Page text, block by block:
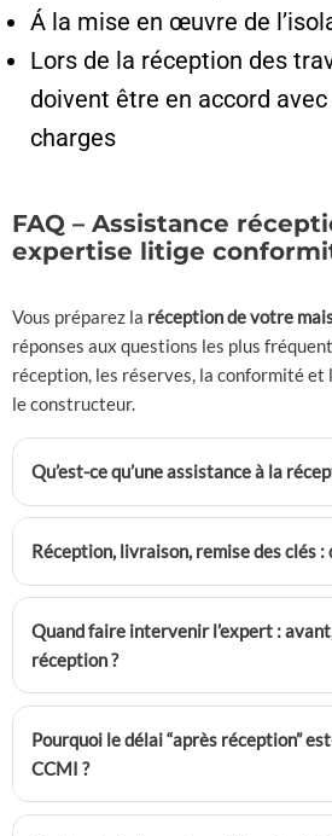
Á la mise en œuvre de
Lors de la réception des
doivent être en accord
charges
FAQ – Assistance
expertise litige
Vous préparez la réception de votre
réponses aux questions les plus
réception, les réserves, la conformité et
le constructeur.
Qu’est-ce qu’une assistance à la
Réception, livraison, remise des clés :
Quand faire intervenir l’expert :
réception ?
Pourquoi le délai “après réception”
CCMI ?